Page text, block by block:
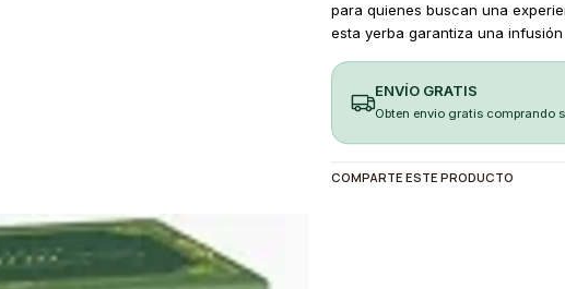
para quienes buscan una
esta yerba garantiza una
ENVÍO GRATIS
Obten envio gratis comprando
COMPARTE ESTE PRODUCTO